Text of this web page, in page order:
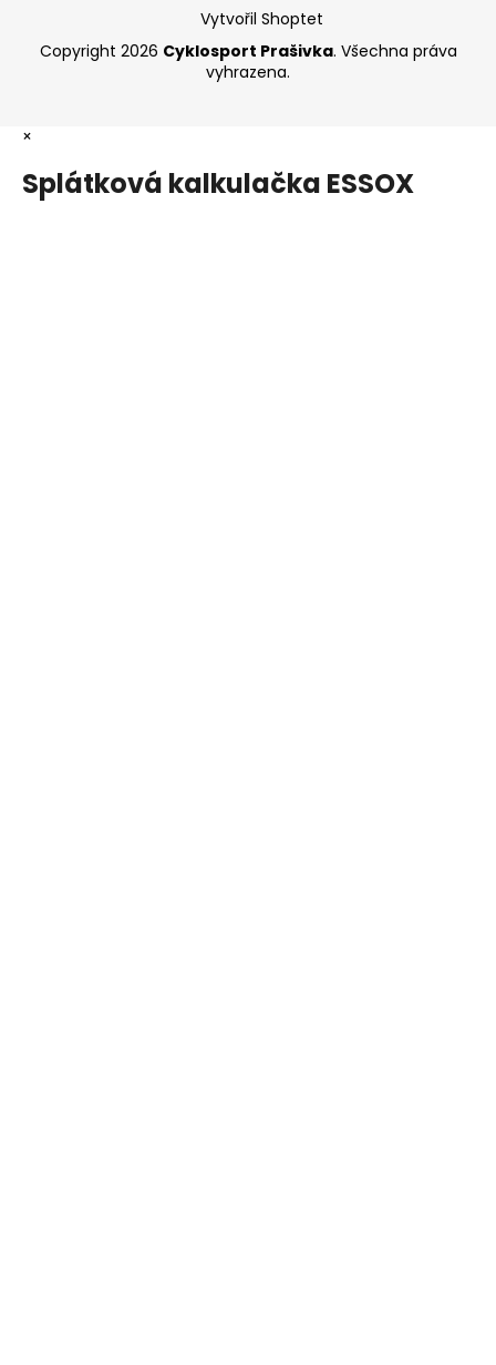
Vytvořil Shoptet
Copyright 2026 Cyklosport Prašivka. Všechna práva
vyhrazena.
×
Splátková kalkulačka ESSOX